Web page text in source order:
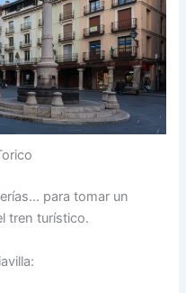
para tomar un
tren turístico.